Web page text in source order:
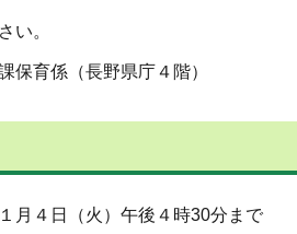
。
育係（長野県庁４階）
４日（火）午後４時30分まで